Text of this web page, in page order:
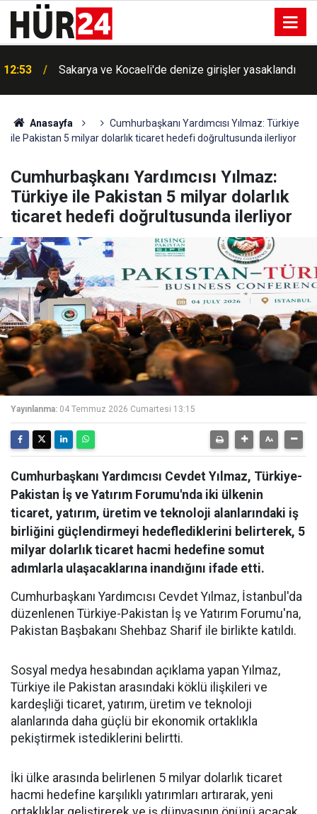
12:53 Sakarya ve Kocaeli'de denize girişler yasaklandı
Anasayfa
Cumhurbaşkanı Yardımcısı Yılmaz: Türkiye
ile Pakistan 5 milyar dolarlık ticaret hedefi doğrultusunda ilerliyor
Cumhurbaşkanı Yardımcısı Yılmaz:
Türkiye ile Pakistan 5 milyar dolarlık
ticaret hedefi doğrultusunda ilerliyor
Yayınlanma: 04 Temmuz 2026 Cumartesi 13:15
Cumhurbaşkanı Yardımcısı Cevdet Yılmaz, Türkiye-
Pakistan İş ve Yatırım Forumu'nda iki ülkenin
ticaret, yatırım, üretim ve teknoloji alanlarındaki iş
birliğini güçlendirmeyi hedeflediklerini belirterek, 5
milyar dolarlık ticaret hacmi hedefine somut
adımlarla ulaşacaklarına inandığını ifade etti.
Cumhurbaşkanı Yardımcısı Cevdet Yılmaz, İstanbul'da
düzenlenen Türkiye-Pakistan İş ve Yatırım Forumu'na,
Pakistan Başbakanı Shehbaz Sharif ile birlikte katıldı.
Sosyal medya hesabından açıklama yapan Yılmaz,
Türkiye ile Pakistan arasındaki köklü ilişkileri ve
kardeşliği ticaret, yatırım, üretim ve teknoloji
alanlarında daha güçlü bir ekonomik ortaklıkla
pekiştirmek istediklerini belirtti.
İki ülke arasında belirlenen 5 milyar dolarlık ticaret
hacmi hedefine karşılıklı yatırımları artırarak, yeni